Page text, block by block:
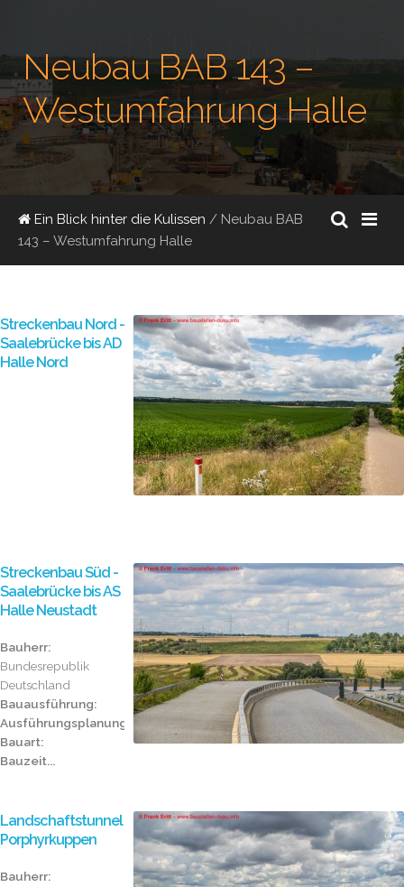
Neubau BAB 143 –
Westumfahrung Halle
Ein Blick hinter die Kulissen / Neubau BAB
143 – Westumfahrung Halle
Streckenbau Nord -
Saalebrücke bis AD
Halle Nord
Streckenbau Süd -
Saalebrücke bis AS
Halle Neustadt
Bauherr:
Bundesrepublik
Deutschland
Bauausführung:
Ausführungsplanung:
Bauart:
Bauzeit...
Landschaftstunnel
Porphyrkuppen
Bauherr: